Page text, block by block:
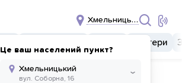
Хмельницький
Це ваш населений пункт?
Бургери